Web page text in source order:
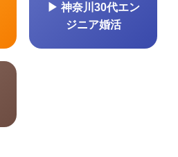
▶ 神奈川30代エン
ジニア婚活